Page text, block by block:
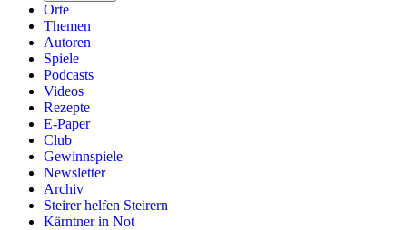
Orte
Themen
Autoren
Spiele
Podcasts
Videos
Rezepte
E-Paper
Club
Gewinnspiele
Newsletter
Archiv
Steirer helfen Steirern
Kärntner in Not